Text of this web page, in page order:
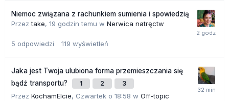
Niemoc związana z rachunkiem sumienia i spowiedzią
Przeztake, 19 godzin temu w Nerwica natręctw
5 odpowiedzi 119 wyświetleń
Jaka jest Twoja ulubiona forma przemieszczania się
bądź transportu?
1 2 3
Przez KochamElcie, Czwartek o 18:58 w Off-topic